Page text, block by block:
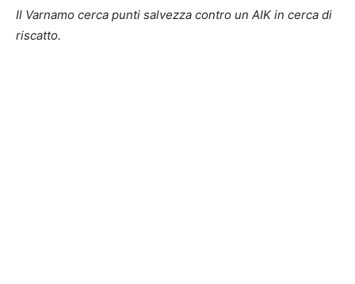
Il Varnamo cerca punti salvezza contro un AIK in cerca di
riscatto.